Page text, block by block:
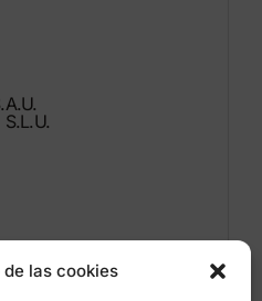
las cookies
S.L.U.